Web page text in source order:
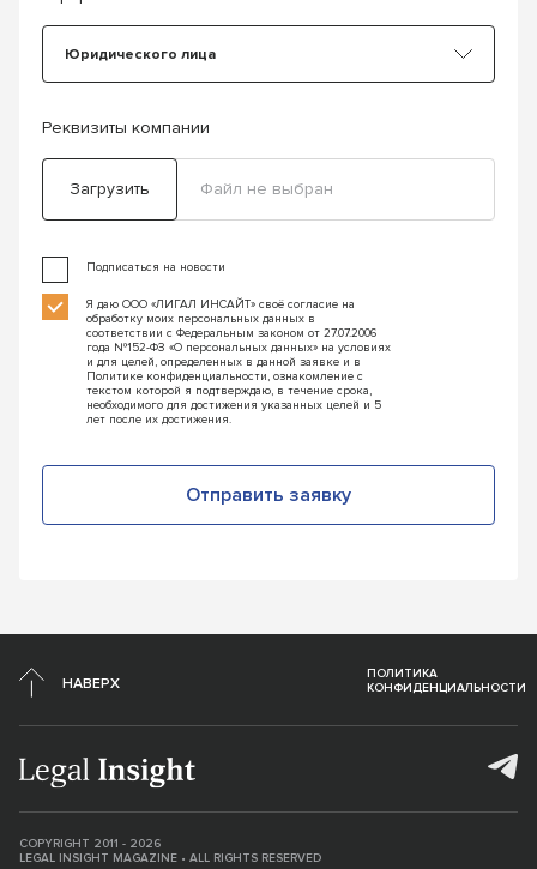
Юридического лица
Реквизиты компании
Загрузить Файл не выбран
Подписаться на новости
Я даю ООО «ЛИГАЛ ИНСАЙТ» своё согласие на
обработку моих персональных данных в
соответствии с Федеральным законом от 27.07.2006
года №152-ФЗ «О персональных данных» на условиях
и для целей, определенных в данной заявке и в
Политике конфиденциальности, ознакомление с
текстом которой я подтверждаю, в течение срока,
необходимого для достижения указанных целей и 5
лет после их достижения.
Отправить заявку
НАВЕРХ
COPYRIGHT 2011 - 2026
LEGAL INSIGHT MAGAZINE • ALL RIGHTS RESERVED
ПОЛИТИКА
КОНФИДЕНЦИАЛЬНОСТИ